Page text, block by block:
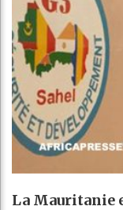
La Mauritanie